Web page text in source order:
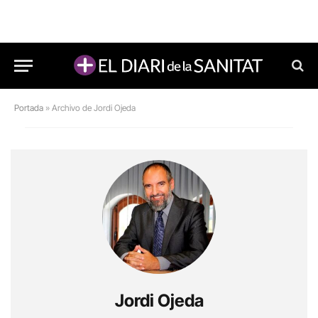
Portada » Archivo de Jordi Ojeda
Jordi Ojeda